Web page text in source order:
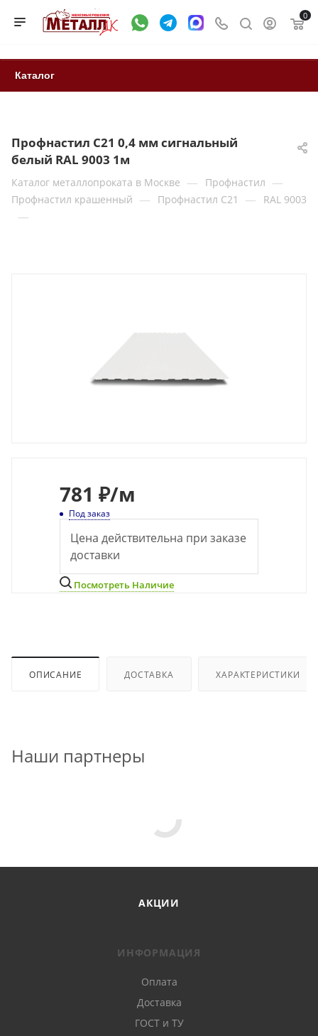
0
Каталог
Профнастил С21 0,4 мм сигнальный
белый RAL 9003 1м
Каталог металлопроката в Москве — Профнастил —
Профнастил крашенный — Профнастил С21 — RAL 9003
—
781 ₽/м
Под заказ
Цена действительна при заказе
доставки
Посмотреть Наличие
ОПИСАНИЕ ДОСТАВКА ХАРАКТЕРИСТИКИ
Наши партнеры
АКЦИИ
ИНФОРМАЦИЯ
Оплата
Доставка
ГОСТ и ТУ